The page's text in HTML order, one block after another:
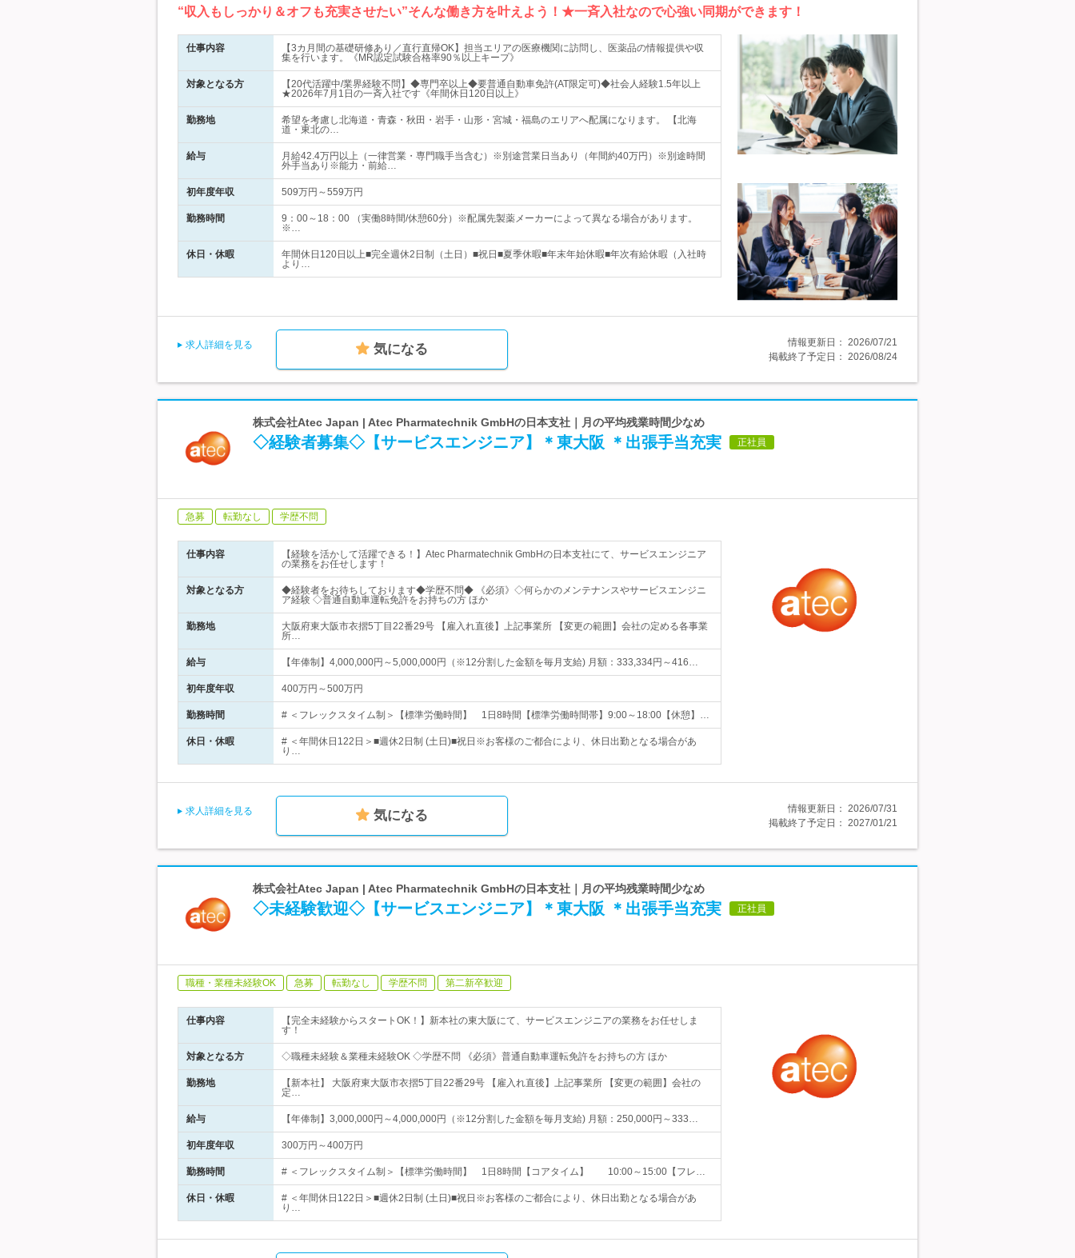
“収入もしっかり＆オフも充実させたい”そんな働き方を叶えよう！★一斉入社なので心強い同期ができます！
仕事内容
【3カ月間の基礎研修あり／直行直帰OK】担当エリアの医療機関に訪問し、医薬品の情報提供や収
集を行います。《MR認定試験合格率90％以上キープ》
対象となる方
【20代活躍中/業界経験不問】◆専門卒以上◆要普通自動車免許(AT限定可)◆社会人経験1.5年以上
★2026年7月1日の一斉入社です《年間休日120日以上》
勤務地
希望を考慮し北海道・青森・秋田・岩手・山形・宮城・福島のエリアへ配属になります。 【北海
道・東北の…
給与
月給42.4万円以上（一律営業・専門職手当含む）※別途営業日当あり（年間約40万円）※別途時間
外手当あり※能力・前給…
初年度年収 509万円～559万円
勤務時間
9：00～18：00 （実働8時間/休憩60分）※配属先製薬メーカーによって異なる場合があります。
※…
休日・休暇
年間休日120日以上■完全週休2日制（土日）■祝日■夏季休暇■年末年始休暇■年次有給休暇（入社時
より…
求人詳細を見る 気になる 情報更新日： 2026/07/21
掲載終了予定日： 2026/08/24
株式会社Atec Japan | Atec Pharmatechnik GmbHの日本支社｜月の平均残業時間少なめ
◇経験者募集◇【サービスエンジニア】＊東大阪 ＊出張手当充実 正社員
急募 転勤なし 学歴不問
仕事内容
【経験を活かして活躍できる！】Atec Pharmatechnik GmbHの日本支社にて、サービスエンジニア
の業務をお任せします！
対象となる方
◆経験者をお待ちしております◆学歴不問◆ 《必須》◇何らかのメンテナンスやサービスエンジニ
ア経験 ◇普通自動車運転免許をお持ちの方 ほか
勤務地
大阪府東大阪市衣摺5丁目22番29号 【雇入れ直後】上記事業所 【変更の範囲】会社の定める各事業
所…
給与 【年俸制】4,000,000円～5,000,000円（※12分割した金額を毎月支給) 月額：333,334円～416…
初年度年収 400万円～500万円
勤務時間 # ＜フレックスタイム制＞【標準労働時間】 1日8時間【標準労働時間帯】9:00～18:00【休憩】…
休日・休暇
# ＜年間休日122日＞■週休2日制 (土日)■祝日※お客様のご都合により、休日出勤となる場合があ
り…
求人詳細を見る 気になる 情報更新日： 2026/07/31
掲載終了予定日： 2027/01/21
株式会社Atec Japan | Atec Pharmatechnik GmbHの日本支社｜月の平均残業時間少なめ
◇未経験歓迎◇【サービスエンジニア】＊東大阪 ＊出張手当充実 正社員
職種・業種未経験OK 急募 転勤なし 学歴不問 第二新卒歓迎
仕事内容
【完全未経験からスタートOK！】新本社の東大阪にて、サービスエンジニアの業務をお任せしま
す！
対象となる方 ◇職種未経験＆業種未経験OK ◇学歴不問 《必須》普通自動車運転免許をお持ちの方 ほか
勤務地
【新本社】 大阪府東大阪市衣摺5丁目22番29号 【雇入れ直後】上記事業所 【変更の範囲】会社の
定…
給与 【年俸制】3,000,000円～4,000,000円（※12分割した金額を毎月支給) 月額：250,000円～333…
初年度年収 300万円～400万円
勤務時間 # ＜フレックスタイム制＞【標準労働時間】 1日8時間【コアタイム】 10:00～15:00【フレ…
休日・休暇
# ＜年間休日122日＞■週休2日制 (土日)■祝日※お客様のご都合により、休日出勤となる場合があ
り…